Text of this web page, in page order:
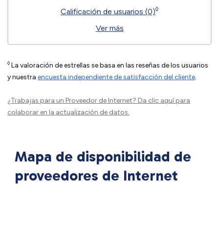
Calificación de usuarios (0)◊
Ver más
◊ La valoración de estrellas se basa en las reseñas de los usuarios
y nuestra encuesta independiente de satisfacción del cliente.
¿Trabajas para un Proveedor de Internet? Da clic aquípara
colaborar en la actualización de datos.
Mapa de disponibilidad de
proveedores de Internet